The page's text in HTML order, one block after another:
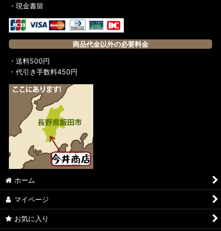
・現金書留
商品代金以外の必要料金
・送料500円
・代引き手数料450円
ホーム
マイページ
お気に入り